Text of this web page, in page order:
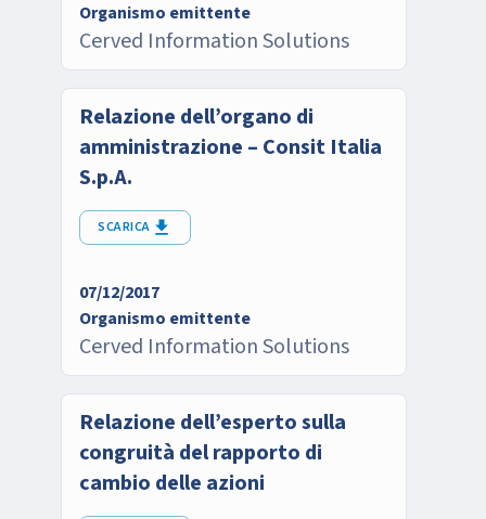
Organismo emittente
Cerved Information Solutions
Relazione dell’organo di
amministrazione – Consit Italia
S.p.A.
SCARICA
07/12/2017
Organismo emittente
Cerved Information Solutions
Relazione dell’esperto sulla
congruità del rapporto di
cambio delle azioni